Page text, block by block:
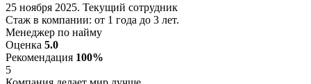
25 ноября 2025. Текущий сотрудник
Стаж в компании: от 1 года до 3 лет.
Менеджер по найму
Оценка 5.0
Рекомендация 100%
5